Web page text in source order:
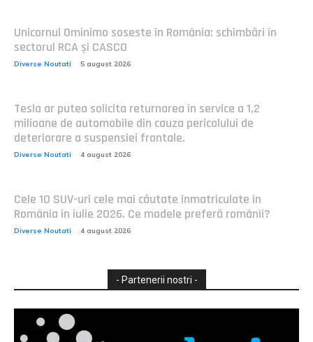
Unicornul Ominimo soseste în România: schimbări în
sectorul RCA și CASCO
Diverse Noutati 5 august 2026
Tesla ar putea solicita returnarea în service a 1,2
milioane de automobile din cauza pericolului de
deteriorare a suspensiei frontale.
Diverse Noutati 4 august 2026
Cele 10 SUV-uri cele mai căutate înmatriculate în
România în iulie 2026. Ce modele preferă românii?
Diverse Noutati 4 august 2026
- Partenerii nostri -